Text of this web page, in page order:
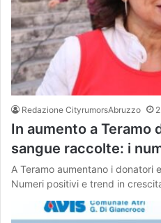
Redazione CityrumorsAbruzzo
In aumento a Teramo
sangue raccolte: i
A Teramo aumentano i donatori
Numeri positivi e trend in